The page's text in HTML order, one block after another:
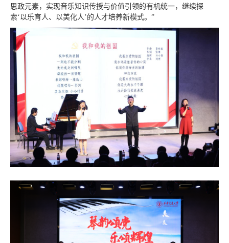
思政元素，实现音乐知识传授与价值引领的有机统一，继续探
索‘以乐育人、以美化人’的人才培养新模式。 ”